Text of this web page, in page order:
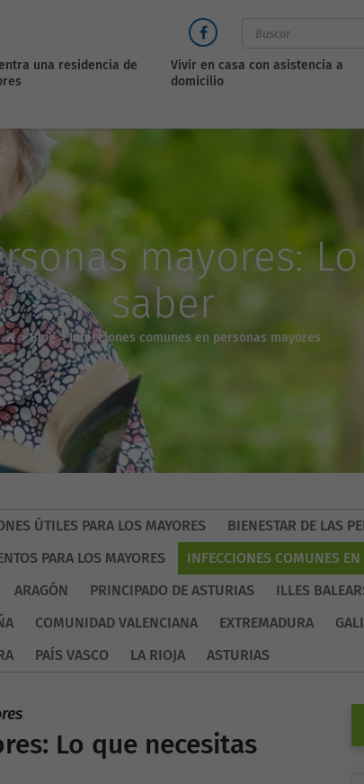
una residencia de
Vivir en casa con asistencia a
domicilio
mayores:
saber
>Blog>Infecciones comunes en personas mayores
ÚTILES PARA LOS MAYORES
BIENESTAR DE LAS
PARA LOS MAYORES
INFECCIONES COMUNES
ARAGÓN PRINCIPADO DE ASTURIAS
ILLES
COMUNIDAD VALENCIANA EXTREMADURA
PAÍS VASCO LA RIOJA ASTURIAS
Lo que necesitas